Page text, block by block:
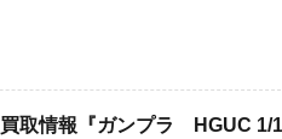
買取情報『ガンプラ HGUC 1/